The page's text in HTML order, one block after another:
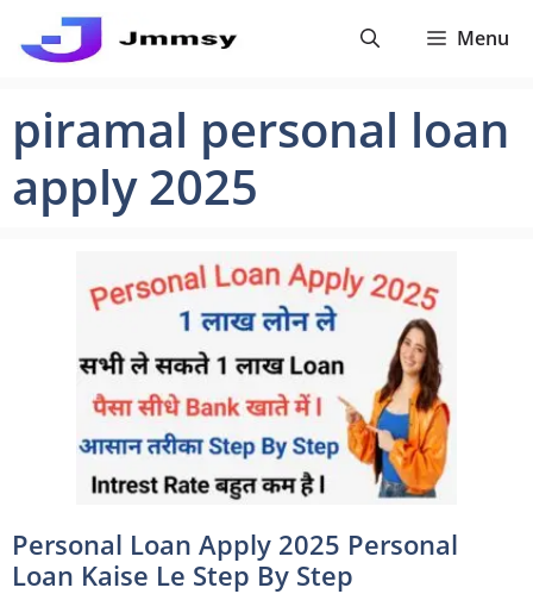
Menu
piramal personal loan
apply 2025
Personal Loan Apply 2025 Personal
Loan Kaise Le Step By Step